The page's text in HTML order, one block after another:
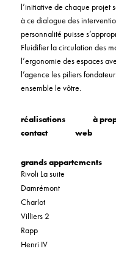
l’initiative de chaque projet
à ce dialogue des
personnalité puisse
Fluidifier la circulation des
l’ergonomie des espaces
l’agence les piliers
ensemble le vôtre.
réalisations à
contact
web
grands appartements
Rivoli La suite
Damrémont
Charlot
Villiers 2
Rapp
Henri IV